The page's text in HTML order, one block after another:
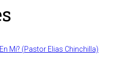
Mi? (Pastor Elias Chinchilla)